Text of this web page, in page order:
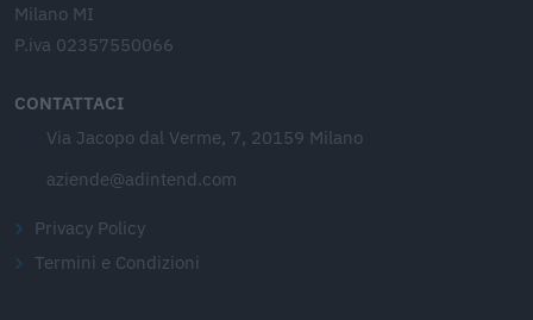
Milano MI
P.iva 02357550066
CONTATTACI
Via Jacopo dal Verme, 7, 20159 Milano
aziende@adintend.com
Privacy Policy
Termini e Condizioni